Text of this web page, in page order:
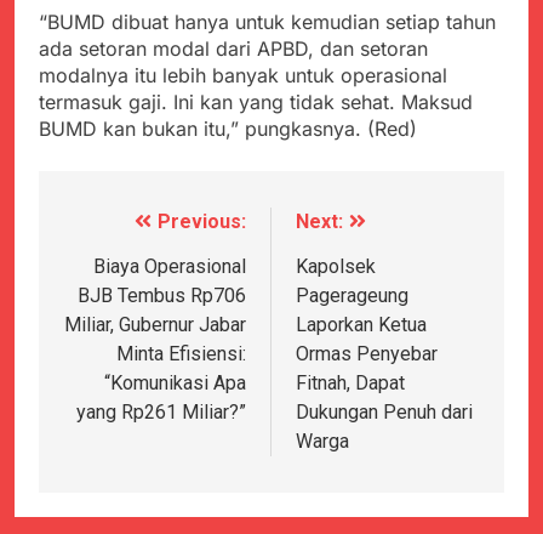
“BUMD dibuat hanya untuk kemudian setiap tahun
ada setoran modal dari APBD, dan setoran
modalnya itu lebih banyak untuk operasional
termasuk gaji. Ini kan yang tidak sehat. Maksud
BUMD kan bukan itu,” pungkasnya. (Red)
Navigasi
pos
Previous:
Biaya Operasional
BJB Tembus Rp706
Miliar, Gubernur Jabar
Minta Efisiensi:
“Komunikasi Apa
yang Rp261 Miliar?”
Next:
Kapolsek
Pagerageung
Laporkan Ketua
Ormas Penyebar
Fitnah, Dapat
Dukungan Penuh dari
Warga